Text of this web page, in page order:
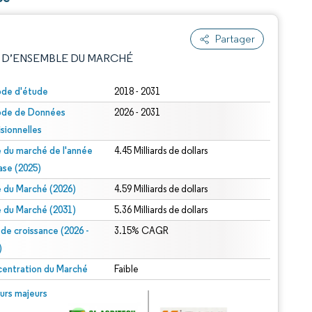
Partager
DU MARCHÉ
d'étude 2018 - 2031
de Données
2026 - 2031
du marché de l'année
(2025)
4.45 Milliards de dollars
du Marché (2026) 4.59 Milliards de dollars
du Marché (2031) 5.36 Milliards de dollars
croissance (2026 -
3.15% CAGR
du Marché Faible
majeurs
© Mordor Intelligence. La réutilisation nécessite une attribution sous CC BY 4.0.
sous CC BY 4.0.